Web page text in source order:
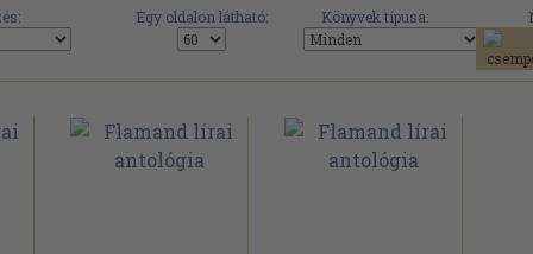
Egy oldalon látható: Könyvek típusa: